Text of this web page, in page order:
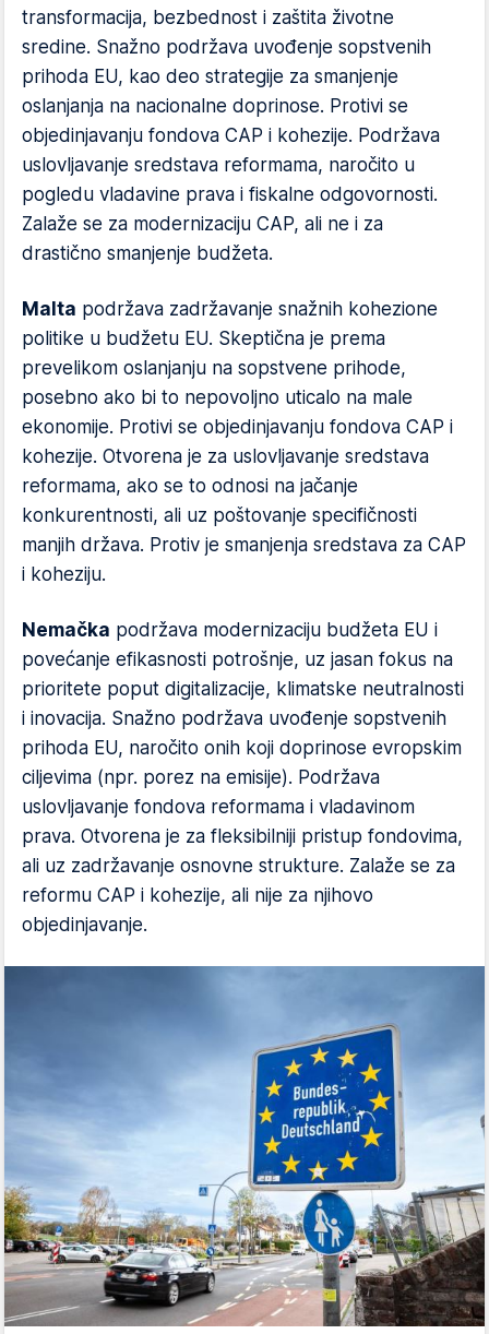
transformacija, bezbednost i zaštita životne
sredine. Snažno podržava uvođenje sopstvenih
prihoda EU, kao deo strategije za smanjenje
oslanjanja na nacionalne doprinose. Protivi se
objedinjavanju fondova CAP i kohezije. Podržava
uslovljavanje sredstava reformama, naročito u
pogledu vladavine prava i fiskalne odgovornosti.
Zalaže se za modernizaciju CAP, ali ne i za
drastično smanjenje budžeta.
Malta podržava zadržavanje snažnih kohezione
politike u budžetu EU. Skeptična je prema
prevelikom oslanjanju na sopstvene prihode,
posebno ako bi to nepovoljno uticalo na male
ekonomije. Protivi se objedinjavanju fondova CAP i
kohezije. Otvorena je za uslovljavanje sredstava
reformama, ako se to odnosi na jačanje
konkurentnosti, ali uz poštovanje specifičnosti
manjih država. Protiv je smanjenja sredstava za CAP
i koheziju.
Nemačka podržava modernizaciju budžeta EU i
povećanje efikasnosti potrošnje, uz jasan fokus na
prioritete poput digitalizacije, klimatske neutralnosti
i inovacija. Snažno podržava uvođenje sopstvenih
prihoda EU, naročito onih koji doprinose evropskim
ciljevima (npr. porez na emisije). Podržava
uslovljavanje fondova reformama i vladavinom
prava. Otvorena je za fleksibilniji pristup fondovima,
ali uz zadržavanje osnovne strukture. Zalaže se za
reformu CAP i kohezije, ali nije za njihovo
objedinjavanje.